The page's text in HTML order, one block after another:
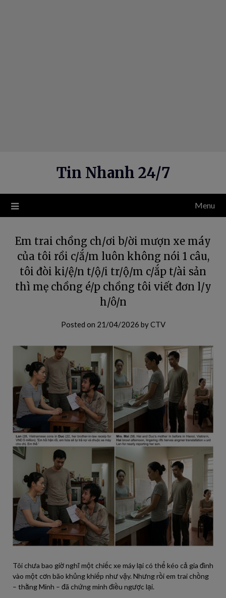
Tin Nhanh 24/7
Menu
Em trai chồng ch/ơi b/ời mượn xe máy
của tôi rồi c/ắ/m luôn không nói 1 câu,
tôi đòi ki/ệ/n t/ộ/i tr/ộ/m c/ắp t/ài sản
thì mẹ chồng é/p chồng tôi viết đơn l/y
h/ô/n
Posted on 21/04/2026 byCTV
Tôi chưa bao giờ nghĩ một chiếc xe máy lại có thể kéo cả gia đình
vào một cơn bão khủng khiếp như vậy. Nhưng rồi em trai chồng
– thằng Minh – đã chứng minh điều ngược lại.